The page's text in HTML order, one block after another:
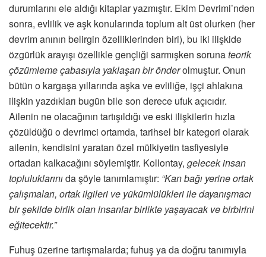
durumlarını ele aldığı kitaplar yazmıştır. Ekim Devrimi’nden
sonra, evlilik ve aşk konularında toplum alt üst olurken (her
devrim anının belirgin özelliklerinden biri), bu iki ilişkide
özgürlük arayışı özellikle gençliği sarmışken sorunateorik
çözümleme çabasıyla yaklaşan bir önderolmuştur. Onun
bütün o kargaşa yıllarında aşka ve evliliğe, işçi ahlakına
ilişkin yazdıkları bugün bile son derece ufuk açıcıdır.
Ailenin ne olacağının tartışıldığı ve eski ilişkilerin hızla
çözüldüğü o devrimci ortamda, tarihsel bir kategori olarak
ailenin, kendisini yaratan özel mülkiyetin tasfiyesiyle
ortadan kalkacağını söylemiştir. Kollontay, gelecek insan
topluluklarınıda şöyle tanımlamıştır: “Kan bağı yerine ortak
çalışmaları, ortak ilgileri ve yükümlülükleri ile dayanışmacı
bir şekilde birlik olan insanlar birlikte yaşayacak ve birbirini
eğitecektir.”
Fuhuş üzerine tartışmalarda; fuhuş ya da doğru tanımıyla